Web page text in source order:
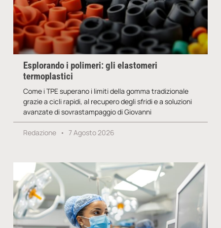
Esplorando i polimeri: gli elastomeri
termoplastici
Come i TPE superano i limiti della gomma tradizionale
grazie a cicli rapidi, al recupero degli sfridi e a soluzioni
avanzate di sovrastampaggio di Giovanni
Redazione 7 Agosto 2026